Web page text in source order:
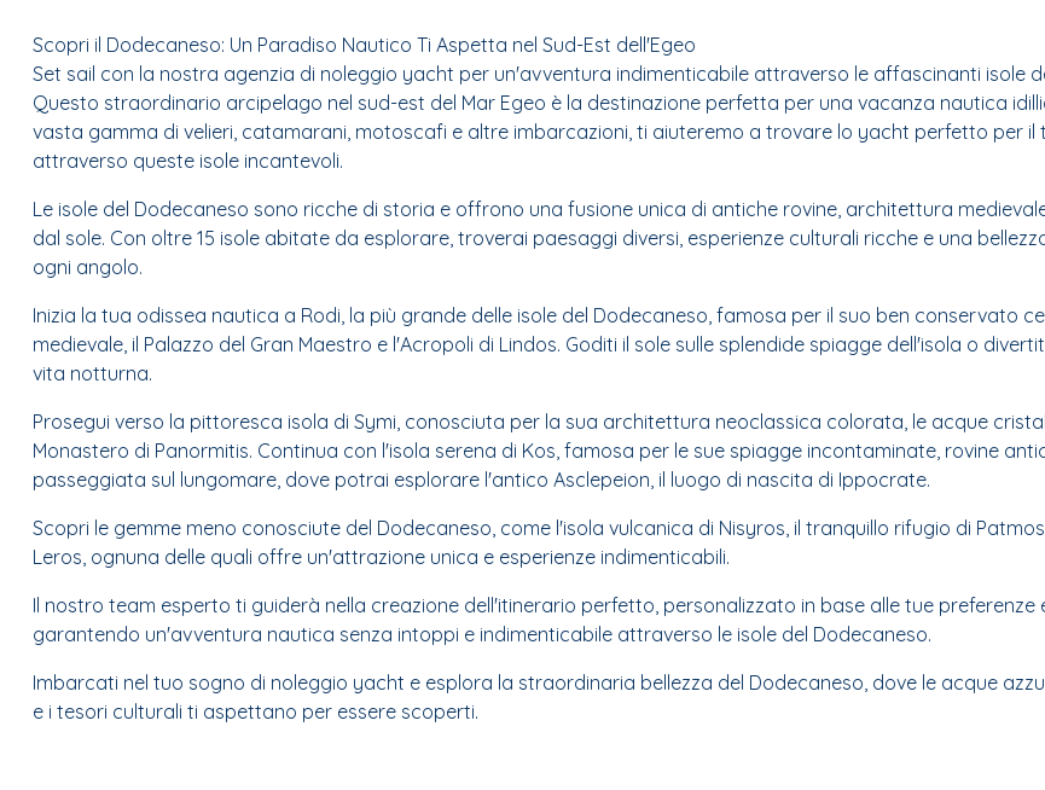
Scopri il Dodecaneso: Un Paradiso Nautico Ti Aspetta nel Sud-Est dell'Egeo
Set sail con la nostra agenzia di noleggio yacht per un'avventura indimenticabile attraverso le affascinanti isole
Questo straordinario arcipelago nel sud-est del Mar Egeo è la destinazione perfetta per una vacanza nautica
vasta gamma di velieri, catamarani, motoscafi e altre imbarcazioni, ti aiuteremo a trovare lo yacht perfetto per il
attraverso queste isole incantevoli.
Le isole del Dodecaneso sono ricche di storia e offrono una fusione unica di antiche rovine, architettura
dal sole. Con oltre 15 isole abitate da esplorare, troverai paesaggi diversi, esperienze culturali ricche e una
ogni angolo.
Inizia la tua odissea nautica a Rodi, la più grande delle isole del Dodecaneso, famosa per il suo ben conservato
medievale, il Palazzo del Gran Maestro e l'Acropoli di Lindos. Goditi il sole sulle splendide spiagge dell'isola o
vita notturna.
Prosegui verso la pittoresca isola di Symi, conosciuta per la sua architettura neoclassica colorata, le acque
Monastero di Panormitis. Continua con l'isola serena di Kos, famosa per le sue spiagge incontaminate, rovine
passeggiata sul lungomare, dove potrai esplorare l'antico Asclepeion, il luogo di nascita di Ippocrate.
Scopri le gemme meno conosciute del Dodecaneso, come l'isola vulcanica di Nisyros, il tranquillo rifugio di
Leros, ognuna delle quali offre un'attrazione unica e esperienze indimenticabili.
Il nostro team esperto ti guiderà nella creazione dell'itinerario perfetto, personalizzato in base alle tue preferenze
garantendo un'avventura nautica senza intoppi e indimenticabile attraverso le isole del Dodecaneso.
Imbarcati nel tuo sogno di noleggio yacht e esplora la straordinaria bellezza del Dodecaneso, dove le acque
e i tesori culturali ti aspettano per essere scoperti.